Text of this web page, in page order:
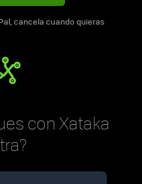
cancela cuando quieras
con Xataka